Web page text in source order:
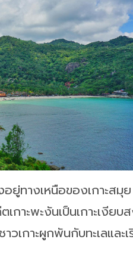
ยู่ทางเหนือของเกาะสมุ
าะพะงันเป็นเกาะเงียบ
เกาะผูกพันกับทะเลและ